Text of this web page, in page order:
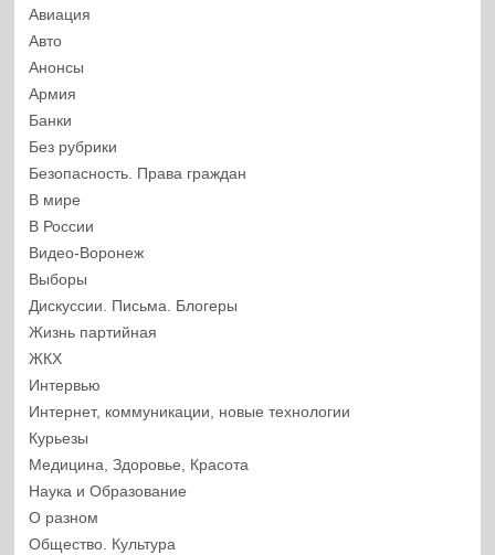
Авиация
Авто
Анонсы
Армия
Банки
Без рубрики
Безопасность. Права граждан
В мире
В России
Видео-Воронеж
Выборы
Дискуссии. Письма. Блогеры
Жизнь партийная
ЖКХ
Интервью
Интернет, коммуникации, новые технологии
Курьезы
Медицина, Здоровье, Красота
Наука и Образование
О разном
Общество. Культура